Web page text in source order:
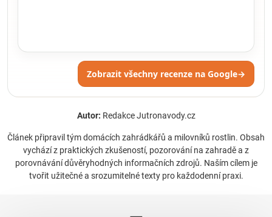
Zobrazit všechny recenze na Google→
Autor: Redakce Jutronavody.cz
Článek připravil tým domácích zahrádkářů a milovníků rostlin. Obsah
vychází z praktických zkušeností, pozorování na zahradě a z
porovnávání důvěryhodných informačních zdrojů. Naším cílem je
tvořit užitečné a srozumitelné texty pro každodenní praxi.